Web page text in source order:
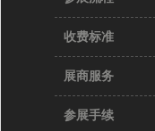
收费标准
展商服务
参展手续